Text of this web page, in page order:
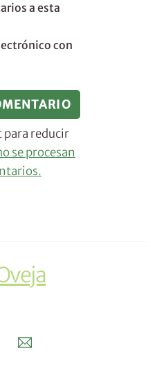
a esta
con
para reducir
se procesan
WhatsApp